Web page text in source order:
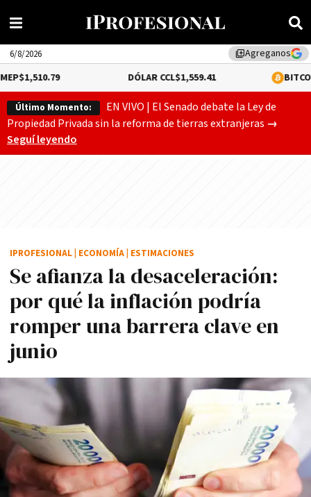
library_addAgreganos
6/8/2026
$1,559.41 0.12%
Último Momento:
EN VIVO | El Senado debate la Ley de
Propiedad Privada sin la reforma de tierras extranjeras →
Seguí leyendo
Se afianza la desaceleración:
por qué la inflación podría
romper una barrera clave en
junio
IPROFESIONAL ECONOMÍA ESTIMACIONES